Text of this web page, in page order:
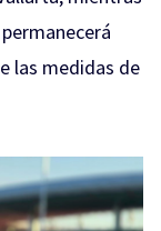
las medidas de